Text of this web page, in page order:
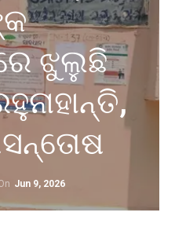
ଝୁଲୁଛି
Jun 9, 2026